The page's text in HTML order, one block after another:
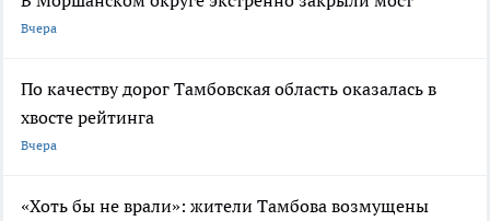
Вчера
По качеству дорог Тамбовская область оказалась в
хвосте рейтинга
Вчера
«Хоть бы не врали»: жители Тамбова возмущены